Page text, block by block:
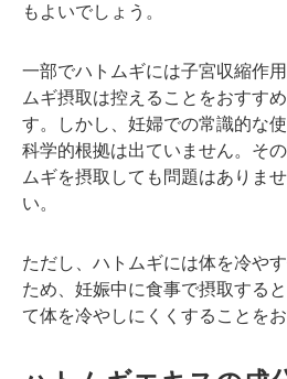
もよいでしょう。
一部でハトムギには子宮収縮作
ムギ摂取は控えることをおすす
す。しかし、妊婦での常識的な
科学的根拠は出ていません。そ
ムギを摂取しても問題はありま
い。
ただし、ハトムギには体を冷や
ため、妊娠中に食事で摂取する
て体を冷やしにくくすることをお